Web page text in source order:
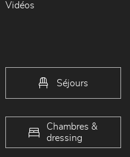
Vidéos
Séjours
Chambres &
dressing